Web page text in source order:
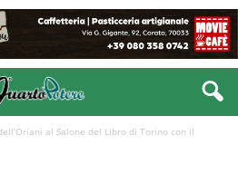
al Salone del Libro di Torino con il